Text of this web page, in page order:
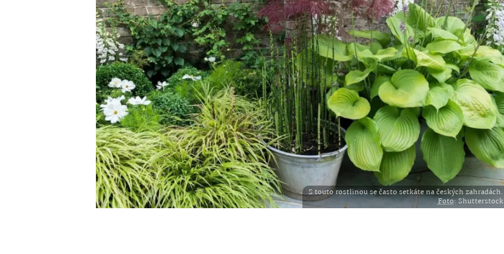
S touto rostlinou se často setkáte na českých zahradách.
Foto: Shutterstock